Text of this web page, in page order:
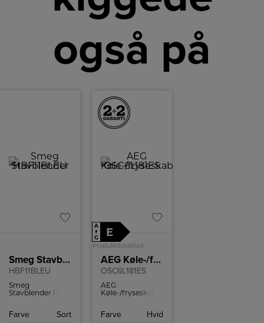
også på
Smeg Stavblender
HBF11BLEU
Smeg
Stavblender i sort
Farve
Sort
A
↑
G
E
Produktdatablad
AEG Køle-/fryseskab
OSC6L181ES
AEG
Køle-/fryseskab
73 frysekapacitet.
Farve
Hvid